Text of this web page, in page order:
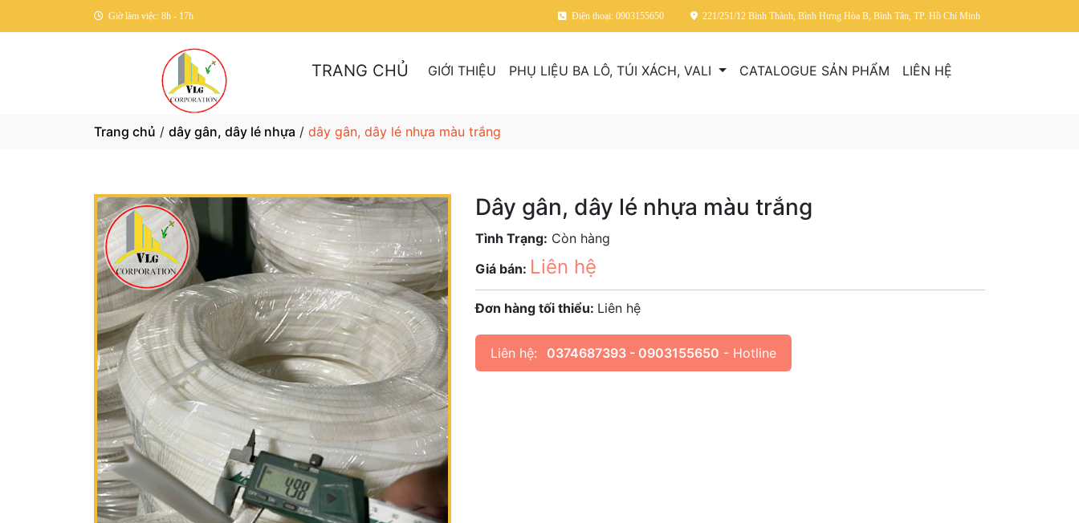
Giờ làm việc: 8h - 17h Điện thoại: 0903155650 221/251/12 Bình Thành, Bình Hưng Hòa B, Bình Tân, TP. Hồ Chí Minh
TRANG CHỦ GIỚI THIỆU PHỤ LIỆU BA LÔ, TÚI XÁCH, VALI CATALOGUE SẢN PHẨM LIÊN HỆ
Trang chủ / dây gân, dây lé nhựa / dây gân, dây lé nhựa màu trắng
Dây gân, dây lé nhựa màu trắng
Tình Trạng: Còn hàng
Giá bán: Liên hệ
Đơn hàng tối thiểu: Liên hệ
Liên hệ: 0374687393 - 0903155650 - Hotline